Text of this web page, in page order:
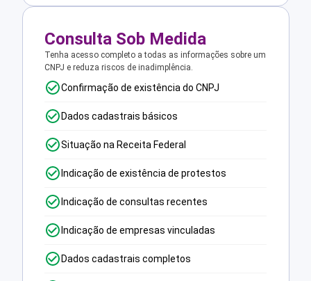
Consulta Sob Medida
Tenha acesso completo a todas as informações sobre um
CNPJ e reduza riscos de inadimplência.
Confirmação de existência do CNPJ
Dados cadastrais básicos
Situação na Receita Federal
Indicação de existência de protestos
Indicação de consultas recentes
Indicação de empresas vinculadas
Dados cadastrais completos